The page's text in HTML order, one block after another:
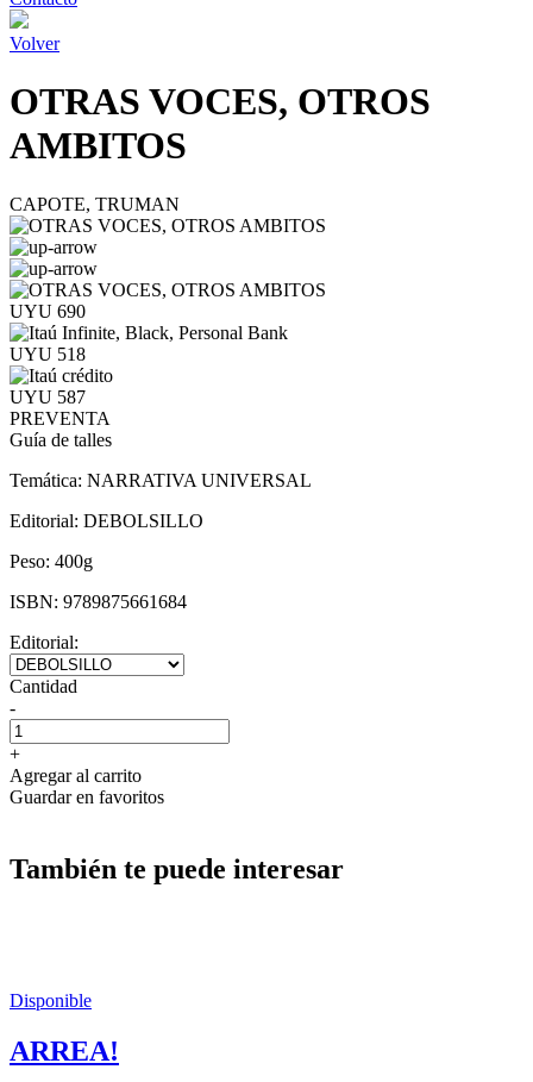
Volver
OTRAS VOCES, OTROS
AMBITOS
CAPOTE, TRUMAN
UYU 690
UYU 518
UYU 587
PREVENTA
Guía de talles
Temática: NARRATIVA UNIVERSAL
Editorial: DEBOLSILLO
Peso: 400g
ISBN: 9789875661684
Editorial:
Cantidad
-
+
Agregar al carrito
Guardar en favoritos
También te puede interesar
Disponible
ARREA!